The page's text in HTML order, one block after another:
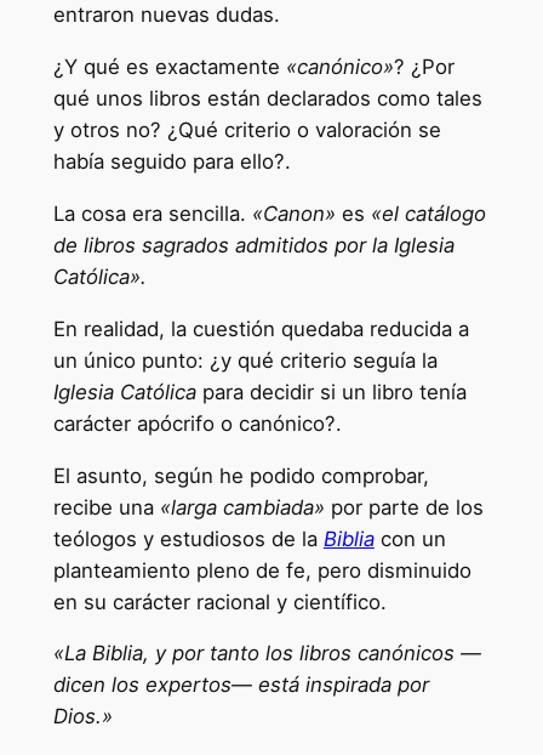
entraron nuevas dudas.
¿Y qué es exactamente «canónico»? ¿Por
qué unos libros están declarados como tales
y otros no? ¿Qué criterio o valoración se
había seguido para ello?.
La cosa era sencilla. «Canon» es «el catálogo
de libros sagrados admitidos por la Iglesia
Católica».
En realidad, la cuestión quedaba reducida a
un único punto: ¿y qué criterio seguía la
Iglesia Católicapara decidir si un libro tenía
carácter apócrifo o canónico?.
El asunto, según he podido comprobar,
recibe una «larga cambiada» por parte de los
teólogos y estudiosos de la Bibliacon un
planteamiento pleno de fe, pero disminuido
en su carácter racional y científico.
«La Biblia, y por tanto los libros canónicos —
dicen los expertos— está inspirada por
Dios.»